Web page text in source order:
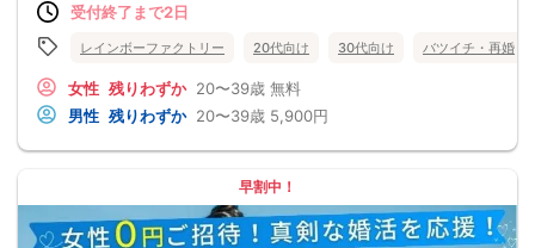
受付終了まで2日
レインボーファクトリー 20代向け 30代向け バツイチ・再婚
女性 残りわずか 20〜39歳 無料
男性 残りわずか 20〜39歳 5,900円
早割中！